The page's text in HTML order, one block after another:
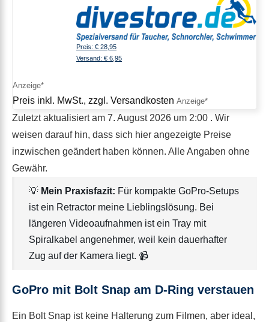
Preis: € 28,95
Versand: € 6,95
Preis inkl. MwSt., zzgl. Versandkosten
Zuletzt aktualisiert am 7. August 2026 um 2:00 . Wir
weisen darauf hin, dass sich hier angezeigte Preise
inzwischen geändert haben können. Alle Angaben ohne
Gewähr.
💡 Mein Praxisfazit: Für kompakte GoPro-Setups
ist ein Retractor meine Lieblingslösung. Bei
längeren Videoaufnahmen ist ein Tray mit
Spiralkabel angenehmer, weil kein dauerhafter
Zug auf der Kamera liegt. 📹
GoPro mit Bolt Snap am D-Ring verstauen
Ein Bolt Snap ist keine Halterung zum Filmen, aber ideal,